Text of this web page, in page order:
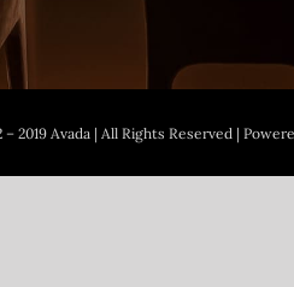
– 2019 Avada | All Rights Reserved |